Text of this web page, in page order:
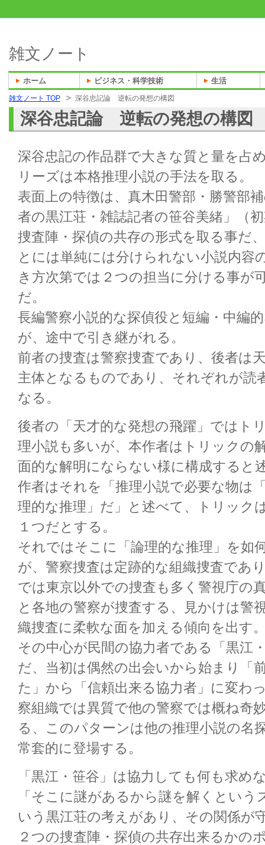
雑文ノート TOP 深谷忠記論 逆転の発想の構図
深谷忠記論 逆転の発想の構図
深谷忠記の作品群で大きな質と量を占
リーズは本格推理小説の手法を取る。
表面上の特徴は、真木田警部・勝警部
者の黒江荘・雑誌記者の笹谷美緒」（
捜査陣・探偵の共存の形式を取る事だ
とには単純には分けられない小説内容
き方次第では２つの担当に分ける事が
だ。
長編警察小説的な探偵役と短編・中編
が、途中で引き継がれる。
前者の捜査は警察捜査であり、後者は
主体となるものであり、それぞれが読
なる。
後者の「天才的な発想の飛躍」ではト
理小説も多いが、本作者はトリックの
面的な解明にならない様に構成すると
作者はそれを「推理小説で必要な物は
理的な推理」だ」と述べて、トリック
１つだとする。
それではそこに「論理的な推理」を如
が、警察捜査は定跡的な組織捜査であ
では東京以外での捜査も多く警視庁の
と各地の警察が捜査する、見かけは警
織捜査に柔軟な面を加える傾向を出す
その中心が民間の協力者である「黒江
だ、当初は偶然の出会いから始まり「
た」から「信頼出来る協力者」に変わ
察組織では異質で他の警察では概ね奇
る、このパターンは他の推理小説の名
常套的に登場する。
「黒江・笹谷」は協力しても何も求め
「そこに謎があるから謎を解くとい
いう黒江荘の考えがあり、その関係が
２つの捜査陣・探偵の共存出来るかの
雑文ノート
ホーム ビジネス・科学技術 生活